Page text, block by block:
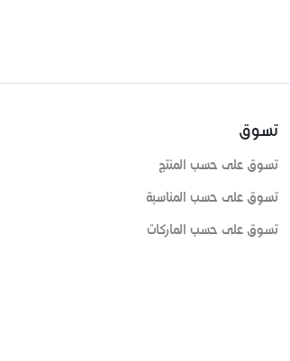
تسوق
تسوق على حسب المنتج
تسوق على حسب المناسبة
تسوق على حسب الماركات